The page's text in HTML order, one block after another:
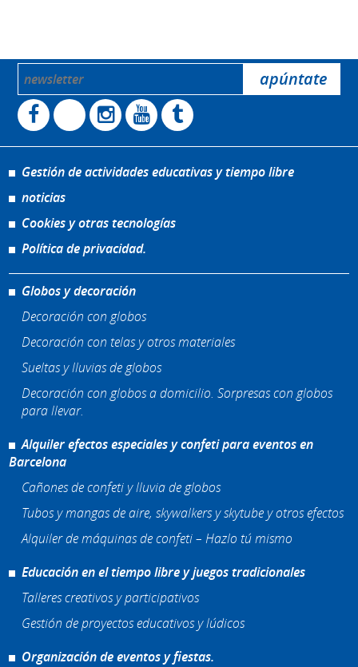
Gestión de actividades educativas y tiempo libre
noticias
Cookies y otras tecnologías
Política de privacidad.
Globos y decoración
Decoración con globos
Decoración con telas y otros materiales
Sueltas y lluvias de globos
Decoración con globos a domicilio. Sorpresas con globos
para llevar.
Alquiler efectos especiales y confeti para eventos en
Barcelona
Cañones de confeti y lluvia de globos
Tubos y mangas de aire, skywalkers y skytube y otros efectos
Alquiler de máquinas de confeti – Hazlo tú mismo
Educación en el tiempo libre y juegos tradicionales
Talleres creativos y participativos
Gestión de proyectos educativos y lúdicos
Organización de eventos y fiestas.